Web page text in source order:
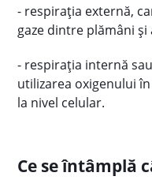
- respirația externă,
gaze dintre plămâni
- respirația internă
utilizarea oxigenului
la nivel celular.
Ce se întâmplă